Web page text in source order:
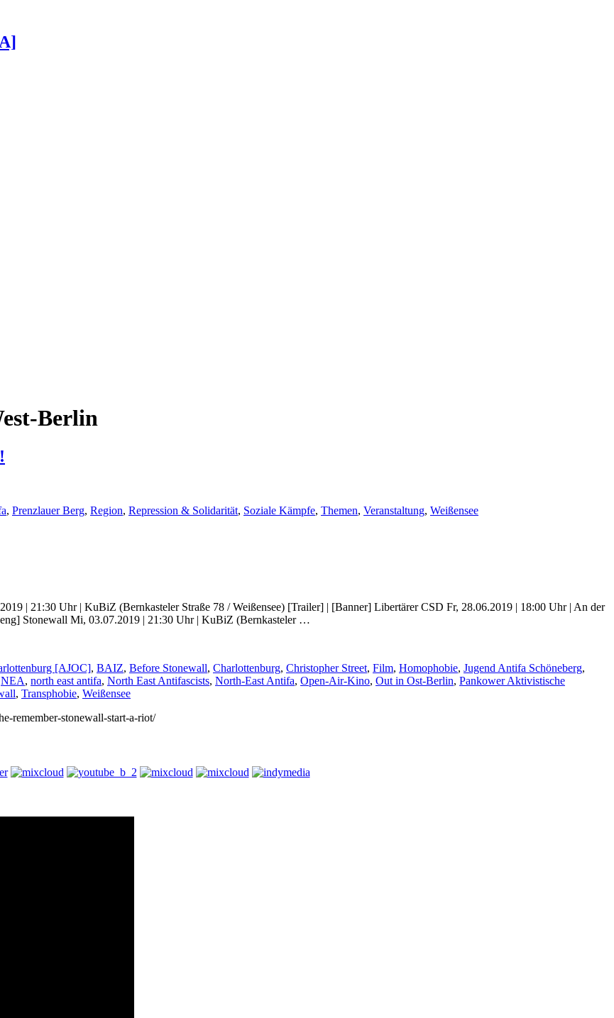
Berlin
, Prenzlauer Berg, Region, Repression & Solidarität, Soziale Kämpfe, Themen, Veranstaltung, Weißensee
| 21:30 Uhr | KuBiZ (Bernkasteler Straße 78 / Weißensee) [Trailer] | [Banner] Libertärer CSD Fr, 28.06.2019 | 18:00 Uhr | An der
Stonewall Mi, 03.07.2019 | 21:30 Uhr | KuBiZ (Bernkasteler …
[AJOC], BAIZ, Before Stonewall, Charlottenburg, Christopher Street, Film, Homophobie, Jugend Antifa Schöneberg,
NEA, north east antifa, North East Antifascists, North-East Antifa, Open-Air-Kino, Out in Ost-Berlin, Pankower Aktivistische
, Transphobie, Weißensee
remember-stonewall-start-a-riot/